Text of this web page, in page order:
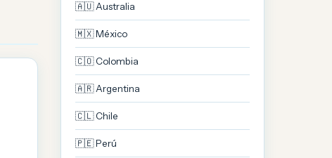
🇦🇺 Australia
🇲🇽 México
🇨🇴 Colombia
🇦🇷 Argentina
🇨🇱 Chile
🇵🇪 Perú